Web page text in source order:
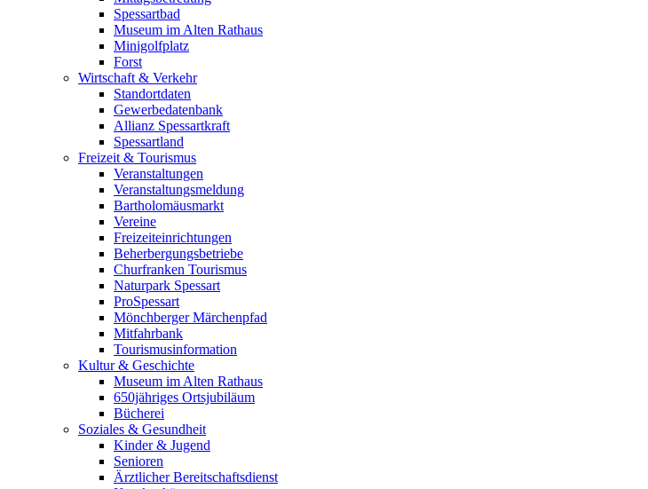
Spessartbad
Museum im Alten Rathaus
Minigolfplatz
Forst
Wirtschaft & Verkehr
Standortdaten
Gewerbedatenbank
Allianz Spessartkraft
Spessartland
Freizeit & Tourismus
Veranstaltungen
Veranstaltungsmeldung
Bartholomäusmarkt
Vereine
Freizeiteinrichtungen
Beherbergungsbetriebe
Churfranken Tourismus
Naturpark Spessart
ProSpessart
Mönchberger Märchenpfad
Mitfahrbank
Tourismusinformation
Kultur & Geschichte
Museum im Alten Rathaus
650jähriges Ortsjubiläum
Bücherei
Soziales & Gesundheit
Kinder & Jugend
Senioren
Ärztlicher Bereitschaftsdienst